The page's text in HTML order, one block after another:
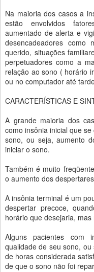
Na maioria dos casos a
estão envolvidos
aumentado de alerta e
desencadeadores
querido, situações
perpetuadores como a
relação ao sono ( horário
ou no computador até
CARACTERÍSTICAS E
A grande maioria dos
como insônia inicial que
sono, ou seja, aumento
iniciar o sono.
Também é muito
o aumento dos
A insônia terminal é um
despertar precoce,
horário que desejaria,
Alguns pacientes com
qualidade de seu sono,
de horas considerada
de que o sono não foi